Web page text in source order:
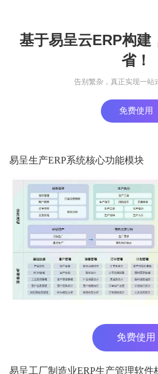
基于易呈云ERP构建
省！
告别繁杂，真正实现一站
免费使用
易呈生产ERP系统核心功能模块
免费使用
易呈工厂制造业ERP生产管理软件